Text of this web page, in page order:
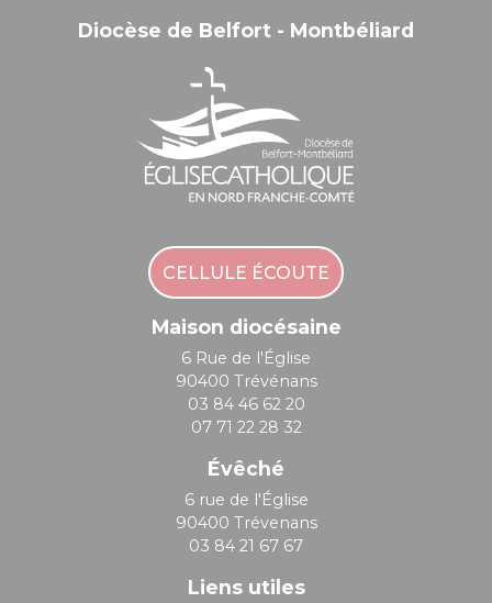
Diocèse de Belfort - Montbéliard
CELLULE ÉCOUTE
Maison diocésaine
6 Rue de l'Église
90400 Trévénans
03 84 46 62 20
07 71 22 28 32
Évêché
6 rue de l'Église
90400 Trévenans
03 84 21 67 67
Liens utiles